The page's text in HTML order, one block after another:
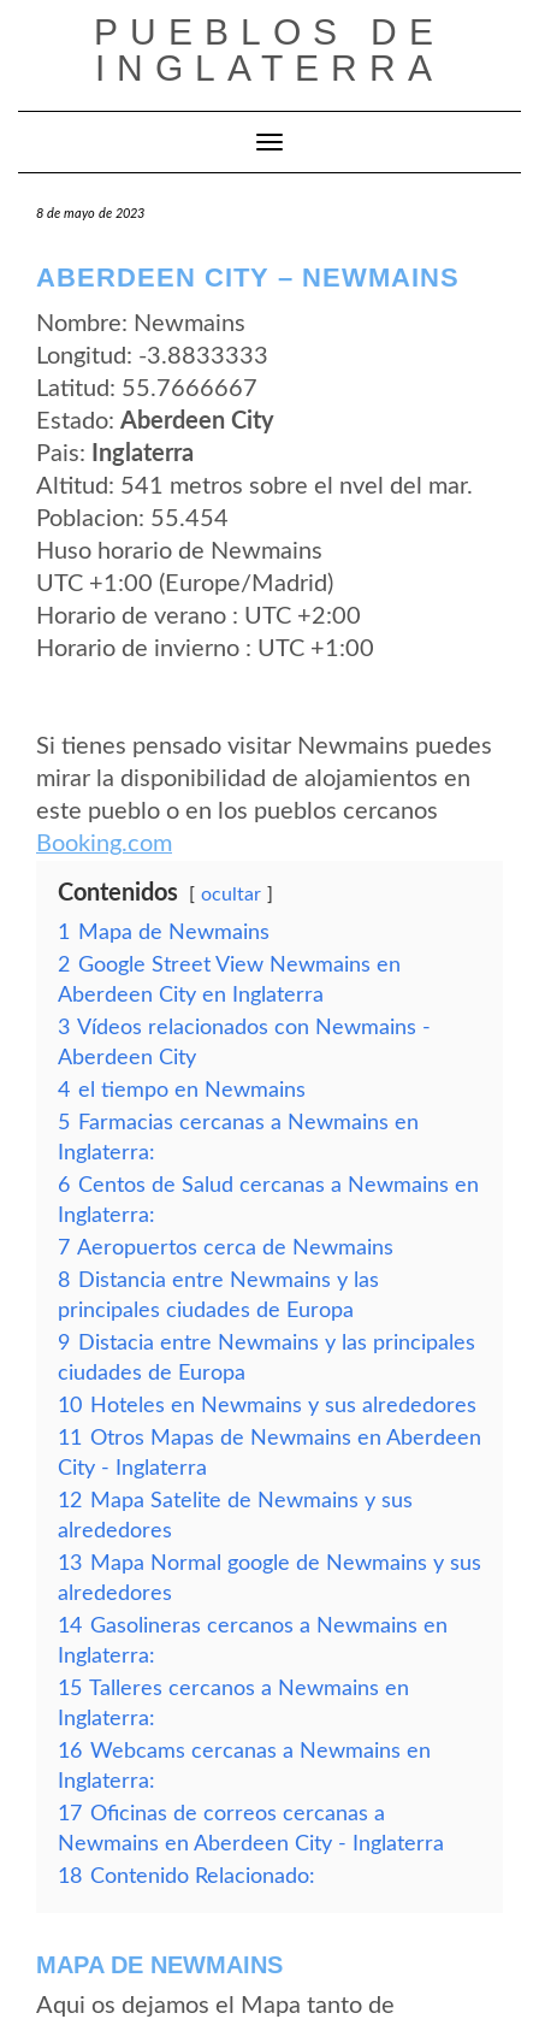
PUEBLOS DE
INGLATERRA
Cambiar modo de navegación
8 de mayo de 2023
ABERDEEN CITY – NEWMAINS
Nombre: Newmains
Longitud: -3.8833333
Latitud: 55.7666667
Estado: Aberdeen City
Pais:
Inglaterra
Altitud: 541 metros sobre el nvel del mar.
Poblacion: 55.454
Huso horario de Newmains
UTC +1:00 (Europe/Madrid)
Horario de verano : UTC +2:00
Horario de invierno : UTC +1:00
Si tienes pensado visitar Newmains puedes
mirar la disponibilidad de alojamientos en
este pueblo o en los pueblos cercanos
Booking.com
Contenidos ocultar
1
Mapa de Newmains
2 Google Street View Newmains en
Aberdeen City en Inglaterra
3 Vídeos relacionados con Newmains -
Aberdeen City
4 el tiempo en Newmains
5 Farmacias cercanas a Newmains en
Inglaterra:
6 Centos de Salud cercanas a Newmains en
Inglaterra:
7 Aeropuertos cerca de Newmains
8 Distancia entre Newmains y las
principales ciudades de Europa
9 Distacia entre Newmains y las principales
ciudades de Europa
10 Hoteles en Newmains y sus alrededores
11 Otros Mapas de Newmains en Aberdeen
City - Inglaterra
12 Mapa Satelite de Newmains y sus
alrededores
13 Mapa Normal google de Newmains y sus
alrededores
14 Gasolineras cercanos a Newmains en
Inglaterra:
15 Talleres cercanos a Newmains en
Inglaterra:
16 Webcams cercanas a Newmains en
Inglaterra:
17 Oficinas de correos cercanas a
Newmains en Aberdeen City - Inglaterra
18 Contenido Relacionado:
MAPA DE NEWMAINS
Aqui os dejamos el Mapa tanto de